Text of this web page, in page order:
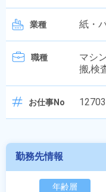
業種 紙・
職種
マシ
搬,検
お仕事No
勤務先情報
年齢層